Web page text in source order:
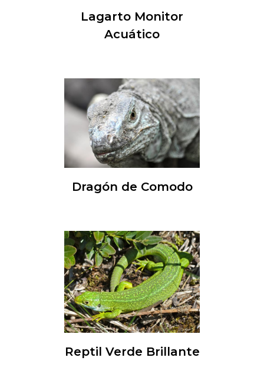
Lagarto Monitor
Acuático
Dragón de Comodo
Reptil Verde Brillante